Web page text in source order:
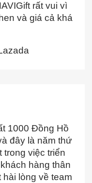
rất vui vì
và giá cả khá
1000 Đồng Hồ
đây là năm thứ
trong việc triển
hàng thân
lòng về team